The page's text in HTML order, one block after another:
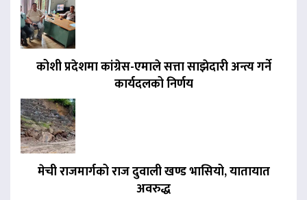
कोशी प्रदेशमा कांग्रेस-एमाले सत्ता साझेदारी अन्त्य गर्ने
कार्यदलको निर्णय
मेची राजमार्गको राज दुवाली खण्ड भासियो, यातायात
अवरुद्ध